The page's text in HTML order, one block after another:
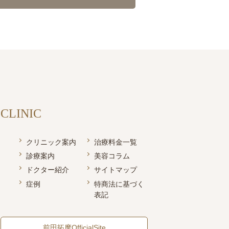
CLINIC
クリニック案内
診療案内
ドクター紹介
症例
治療料金一覧
美容コラム
サイトマップ
特商法に基づく
表記
前田拓摩OfficialSite